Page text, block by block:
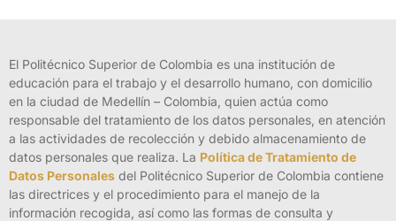
El Politécnico Superior de Colombia es una institución de
educación para el trabajo y el desarrollo humano, con domicilio
en la ciudad de Medellín – Colombia, quien actúa como
responsable del tratamiento de los datos personales, en atención
a las actividades de recolección y debido almacenamiento de
datos personales que realiza. La Política de Tratamiento de
Datos Personales del Politécnico Superior de Colombia contiene
las directrices y el procedimiento para el manejo de la
información recogida, así como las formas de consulta y